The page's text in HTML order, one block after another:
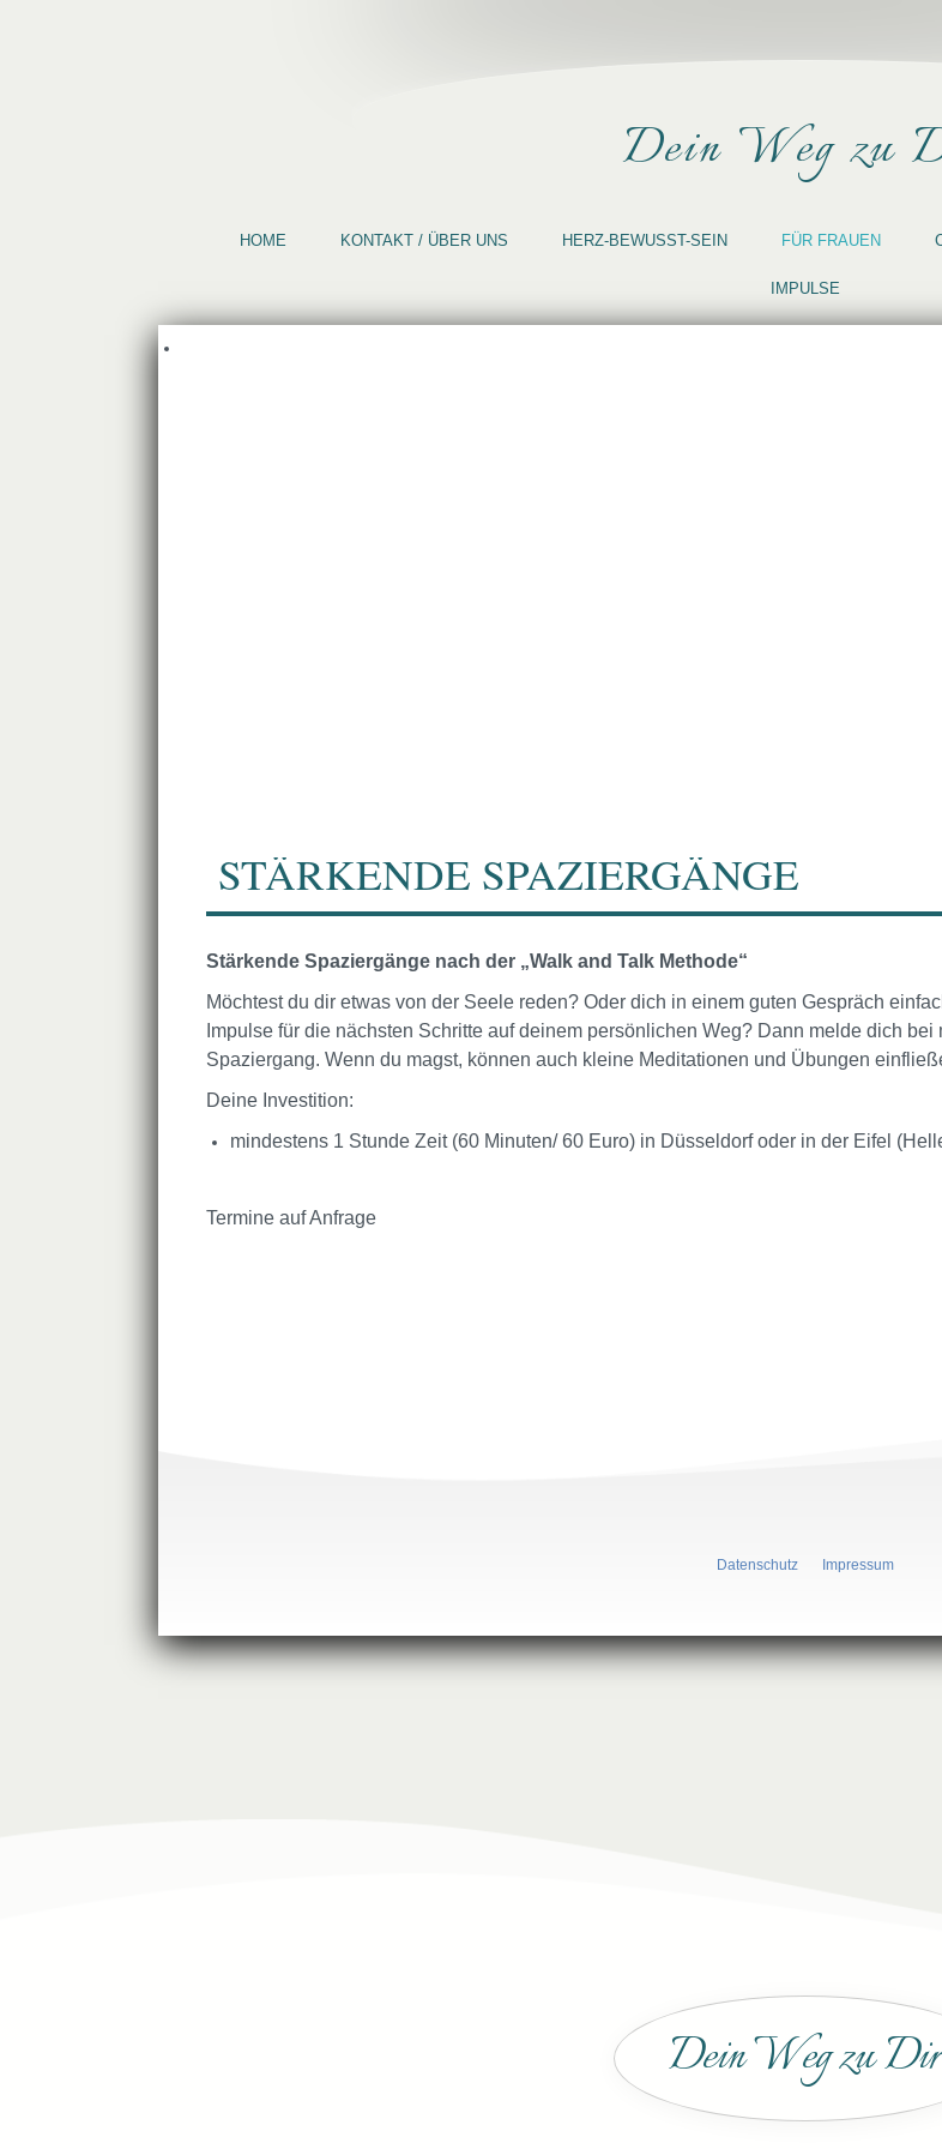
Dein Weg zu
HOME KONTAKT / ÜBER UNS HERZ-BEWUSST-SEIN FÜR FRAUEN
IMPULSE
STÄRKENDE SPAZIERGÄNGE
Stärkende Spaziergänge nach der „Walk and Talk Methode“
Möchtest du dir etwas von der Seele reden? Oder dich in einem guten Gespräch
Impulse für die nächsten Schritte auf deinem persönlichen Weg? Dann melde dich
Spaziergang. Wenn du magst, können auch kleine Meditationen und Übungen
Deine Investition:
mindestens 1 Stunde Zeit (60 Minuten/ 60 Euro) in Düsseldorf oder in der Eifel
Termine auf Anfrage
Datenschutz Impressum
Dein Weg zu Dir